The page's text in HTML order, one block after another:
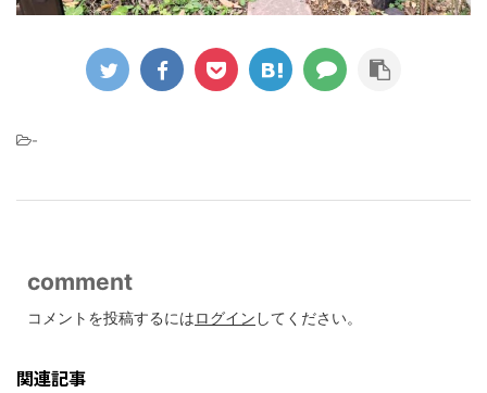
-
comment
コメントを投稿するにはログイン してください。
関連記事